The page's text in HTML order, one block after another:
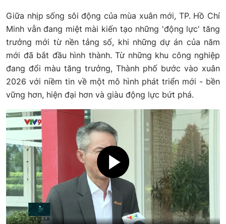
Giữa nhịp sống sôi động của mùa xuân mới, TP. Hồ Chí
Minh vẫn đang miệt mài kiến tạo những 'động lực' tăng
trưởng mới từ nền tảng số, khi những dự án của năm
mới đã bắt đầu hình thành. Từ những khu công nghiệp
đang đổi màu tăng trưởng, Thành phố bước vào xuân
2026 với niềm tin về một mô hình phát triển mới - bền
vững hơn, hiện đại hơn và giàu động lực bứt phá.